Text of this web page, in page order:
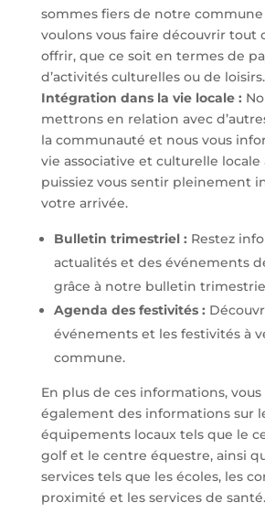
sommes fiers de notre
voulons vous faire découvrir tout
offrir, que ce soit en termes de
d’activités culturelles ou de loisirs.
Intégration dans la vie locale :
mettrons en relation avec
la communauté et nous vous
vie associative et culturelle locale
puissiez vous sentir pleinement
votre arrivée.
Bulletin trimestriel : Restez
actualités et des événements
grâce à notre bulletin
Agenda des festivités :
événements et les festivités à
commune.
En plus de ces informations,
également des informations sur
équipements locaux tels que le
golf et le centre équestre, ainsi
services tels que les écoles, les
proximité et les services de santé.